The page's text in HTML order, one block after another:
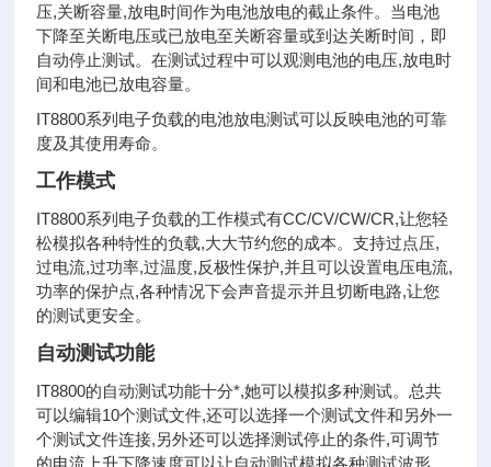
压,关断容量,放电时间作为电池放电的截止条件。当电池
下降至关断电压或已放电至关断容量或到达关断时间，即
自动停止测试。在测试过程中可以观测电池的电压,放电时
间和电池已放电容量。
IT8800系列电子负载的电池放电测试可以反映电池的可靠
度及其使用寿命。
工作模式
IT8800系列电子负载的工作模式有CC/CV/CW/CR,让您轻
松模拟各种特性的负载,大大节约您的成本。支持过点压,
过电流,过功率,过温度,反极性保护,并且可以设置电压电流,
功率的保护点,各种情况下会声音提示并且切断电路,让您
的测试更安全。
自动测试功能
IT8800的自动测试功能十分*,她可以模拟多种测试。总共
可以编辑10个测试文件,还可以选择一个测试文件和另外一
个测试文件连接,另外还可以选择测试停止的条件,可调节